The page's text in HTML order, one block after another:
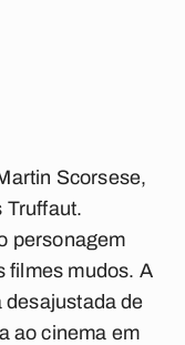
Scorsese,
Truffaut.
personagem
filmes mudos. A
desajustada de
ao cinema em